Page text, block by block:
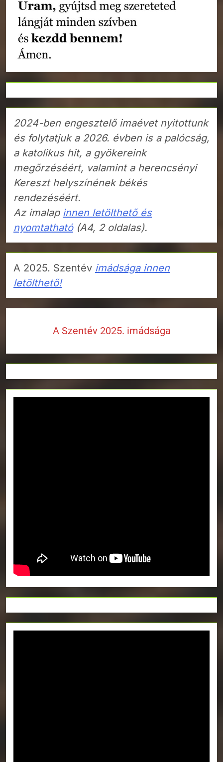
2024-ben engesztelő imaévet nyitottunk
és folytatjuk a 2026. évben is a palócság,
a katolikus hit, a gyökereink
megőrzéséért, valamint a herencsényi
Kereszt helyszínének békés
rendezéséért.
Az imalap innen letölthető és
nyomtatható(A4, 2 oldalas).
A 2025. Szentév imádsága innen
letölthető!
A Szentév 2025. imádsága